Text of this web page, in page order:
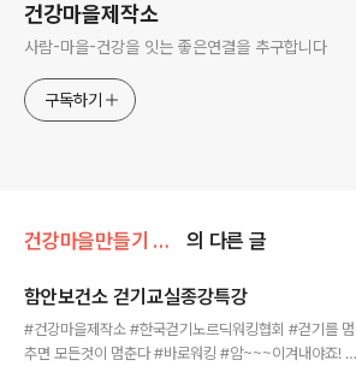
건강마을제작소
사람-마을-건강을 잇는 좋은연결을 추구합니다
구독하기
건강마을만들기 사업/주민건강증진 프로그램운영 의 다른 글
함안보건소 걷기교실종강특강
#건강마을제작소 #한국걷기노르딕워킹협회 #걷기를 멈
추면 모든것이 멈춘다 #바로워킹 #암~~~이겨내야죠! #